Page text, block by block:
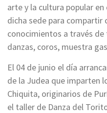
arte y la cultura popular
dicha sede para compartir
conocimientos a través
danzas, coros, muestra
El 04 de junio el día
de la Judea que imparten
Chiquita, originarios de
el taller de Danza del